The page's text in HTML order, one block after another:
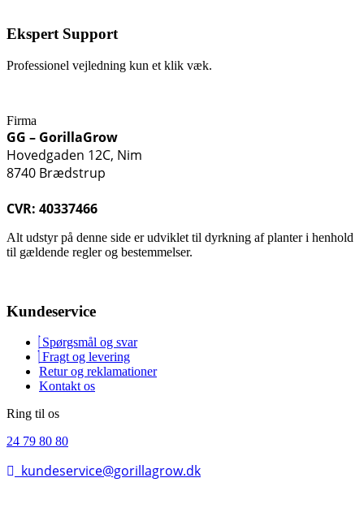
Ekspert Support
Professionel vejledning kun et klik væk.
Firma
GG – GorillaGrow
Hovedgaden 12C, Nim
8740 Brædstrup
CVR: 40337466
Alt udstyr på denne side er udviklet til dyrkning af planter i henhold
til gældende regler og bestemmelser.
Kundeservice
Spørgsmål og svar
Fragt og levering
Retur og reklamationer
Kontakt os
Ring til os
24 79 80 80
kundeservice@gorillagrow.dk